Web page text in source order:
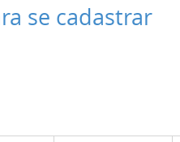
se cadastrar